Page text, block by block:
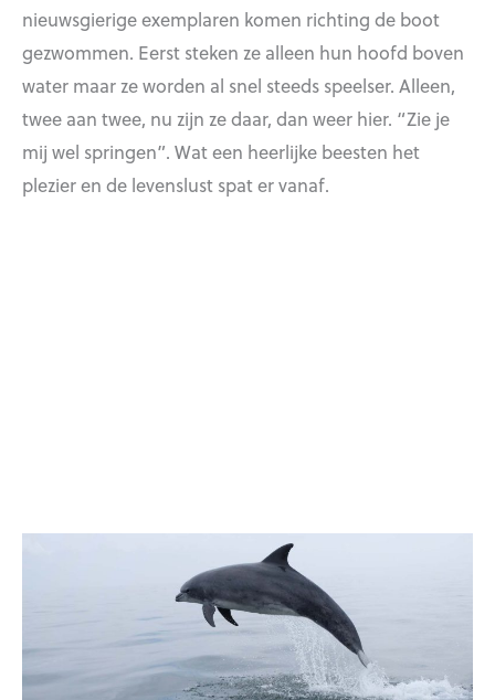
nieuwsgierige exemplaren komen richting de boot
gezwommen. Eerst steken ze alleen hun hoofd boven
water maar ze worden al snel steeds speelser. Alleen,
twee aan twee, nu zijn ze daar, dan weer hier. “Zie je
mij wel springen”. Wat een heerlijke beesten het
plezier en de levenslust spat er vanaf.